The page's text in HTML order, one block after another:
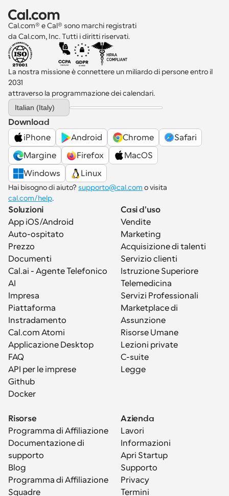
Cal.com® e Cal® sono marchi registrati
da Cal.com, Inc. Tutti i diritti riservati.
La nostra missione è connettere un miliardo di persone entro il
2031
attraverso la programmazione dei calendari.
Select Language
Italian (Italy)
Download
iPhone
Android Chrome
Safari
Margine
Firefox
MacOS
Windows
Linux
Hai bisogno di aiuto? supporto@cal.com
cal.com/help.
Soluzioni
App iOS/Android
Auto-ospitato
Prezzo
Documenti
Cal.ai - Agente Telefonico
AI
Impresa
Piattaforma
Instradamento
Cal.com Atomi
Applicazione Desktop
FAQ
API per le imprese
Github
Docker
Casi d'uso
Vendite
Marketing
Acquisizione di talenti
Servizio clienti
Istruzione Superiore
Telemedicina
Servizi Professionali
Marketplace di
Assunzione
Risorse Umane
Lezioni private
C-suite
Legge
Risorse
Programma di Affiliazione
Documentazione di
supporto
Blog
Programma di Affiliazione
Squadre
Azienda
Lavori
Informazioni
Apri Startup
Supporto
Privacy
Termini